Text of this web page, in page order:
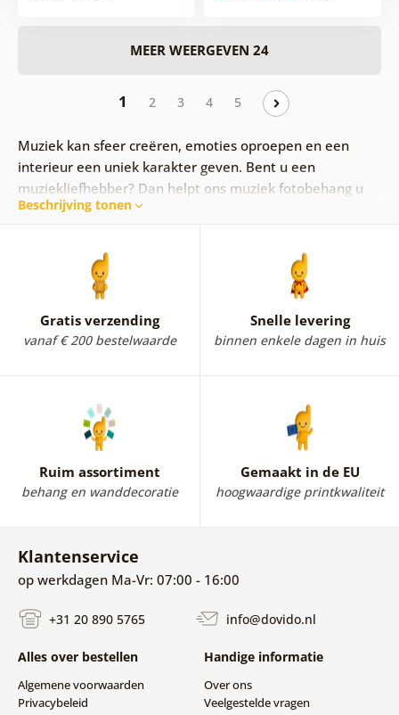
MEER WEERGEVEN 24
1 2 3 4 5
Muziek kan sfeer creëren, emoties oproepen en een
interieur een uniek karakter geven. Bent u een
muziekliefhebber? Dan helpt ons muziek fotobehang u
om van een gewone muur een echte blikvanger te
woning een originele uitstraling geïnspireerd door de
wereld van muziek.
slaapkamer, werkkamer, muziekstudio of tienerkamer.
Dankzij de grote keuze aan ontwerpen vindt u eenvoudig
aangename sfeer in elke ruimte.
In ons assortiment vindt u fotobehang met
muziekinstrumenten, gitaren, piano's, muzieknoten,
vinylplaten en ontwerpen geïnspireerd door concerten
wanddecoraties behoren tot de populaire keuzes.
Muziek fotobehang is de ideale keuze voor iedereen die
zijn passie voor muziek wil laten terugkomen in het
interieur. Creëer een ruimte waarin muziek elke dag
aanwezig is.
Beschrijving tonen
Gratis verzending
vanaf € 200 bestelwaarde
Snelle levering
binnen enkele dagen in huis
Ruim assortiment
behang en wanddecoratie
Gemaakt in de EU
hoogwaardige printkwaliteit
Klantenservice
op werkdagen Ma-Vr: 07:00 - 16:00
+31 20 890 5765 info@dovido.nl
Alles over bestellen
Algemene voorwaarden
Privacybeleid
Handige informatie
Over ons
Veelgestelde vragen